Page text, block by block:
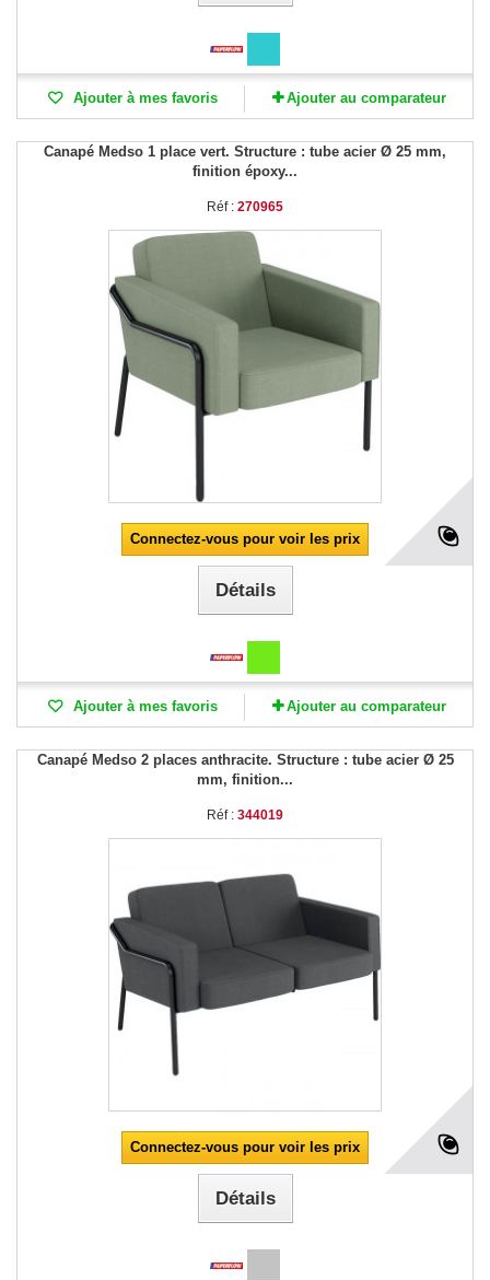
Ajouter à mes favoris Ajouter au comparateur
Canapé Medso 1 place vert. Structure : tube acier Ø 25 mm,
finition époxy...
Réf : 270965
Connectez-vous pour voir les prix
Détails
Ajouter à mes favoris Ajouter au comparateur
Canapé Medso 2 places anthracite. Structure : tube acier Ø 25
mm, finition...
Réf : 344019
Connectez-vous pour voir les prix
Détails